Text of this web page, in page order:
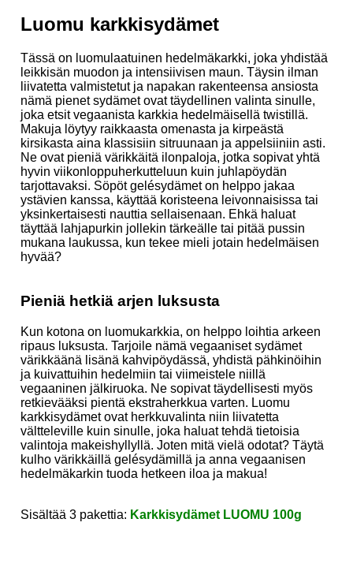
Luomu karkkisydämet
Tässä on luomulaatuinen hedelmäkarkki, joka yhdistää
leikkisän muodon ja intensiivisen maun. Täysin ilman
liivatetta valmistetut ja napakan rakenteensa ansiosta
nämä pienet sydämet ovat täydellinen valinta sinulle,
joka etsit vegaanista karkkia hedelmäisellä twistillä.
Makuja löytyy raikkaasta omenasta ja kirpeästä
kirsikasta aina klassisiin sitruunaan ja appelsiiniin asti.
Ne ovat pieniä värikkäitä ilonpaloja, jotka sopivat yhtä
hyvin viikonloppuherkutteluun kuin juhlapöydän
tarjottavaksi. Söpöt gelésydämet on helppo jakaa
ystävien kanssa, käyttää koristeena leivonnaisissa tai
yksinkertaisesti nauttia sellaisenaan. Ehkä haluat
täyttää lahjapurkin jollekin tärkeälle tai pitää pussin
mukana laukussa, kun tekee mieli jotain hedelmäisen
hyvää?
Pieniä hetkiä arjen luksusta
Kun kotona on luomukarkkia, on helppo loihtia arkeen
ripaus luksusta. Tarjoile nämä vegaaniset sydämet
värikkäänä lisänä kahvipöydässä, yhdistä pähkinöihin
ja kuivattuihin hedelmiin tai viimeistele niillä
vegaaninen jälkiruoka. Ne sopivat täydellisesti myös
retkievääksi pientä ekstraherkkua varten. Luomu
karkkisydämet ovat herkkuvalinta niin liivatetta
vältteleville kuin sinulle, joka haluat tehdä tietoisia
valintoja makeishyllyllä. Joten mitä vielä odotat? Täytä
kulho värikkäillä gelésydämillä ja anna vegaanisen
hedelmäkarkin tuoda hetkeen iloa ja makua!
Sisältää 3 pakettia: Karkkisydämet LUOMU 100g